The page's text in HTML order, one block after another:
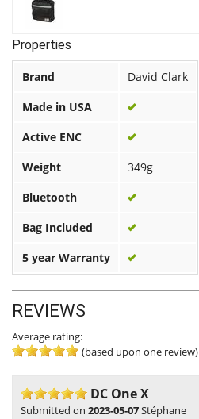
Properties
Brand
David Clark
Made in USA
Active ENC
Weight
349g
Bluetooth
Bag Included
5 year Warranty
REVIEWS
Average rating:
(based upon one review)
DC One X
Submitted on 2023-05-07Stéphane